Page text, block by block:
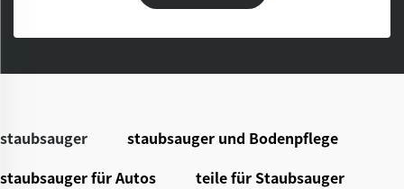
staubsauger
staubsauger und Bodenpflege
staubsauger für Autos
teile für Staubsauger